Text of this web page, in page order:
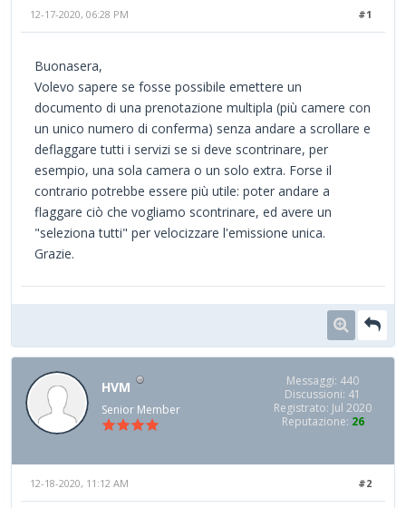
#1
12-17-2020, 06:28 PM
Buonasera,
Volevo sapere se fosse possibile emettere un
documento di una prenotazione multipla (più camere con
un unico numero di conferma) senza andare a scrollare e
deflaggare tutti i servizi se si deve scontrinare, per
esempio, una sola camera o un solo extra. Forse il
contrario potrebbe essere più utile: poter andare a
flaggare ciò che vogliamo scontrinare, ed avere un
"seleziona tutti" per velocizzare l'emissione unica.
Grazie.
HVM
Senior Member
Messaggi: 440
Discussioni: 41
Registrato: Jul 2020
Reputazione: 26
#2
12-18-2020, 11:12 AM